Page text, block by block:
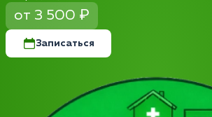
от 3 500 ₽
Записаться